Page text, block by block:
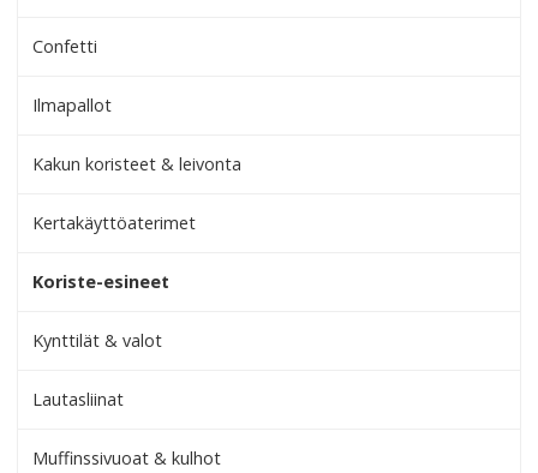
Confetti
Ilmapallot
Kakun koristeet & leivonta
Kertakäyttöaterimet
Koriste-esineet
Kynttilät & valot
Lautasliinat
Muffinssivuoat & kulhot